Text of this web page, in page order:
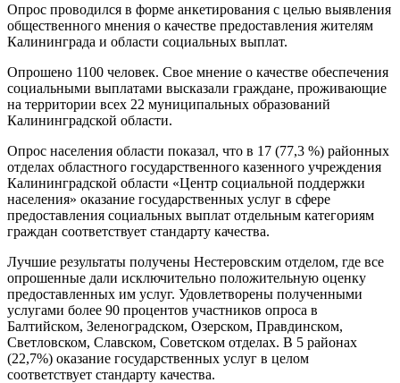
Опрос проводился в форме анкетирования с целью выявления
общественного мнения о качестве предоставления жителям
Калининграда и области социальных выплат.
Опрошено 1100 человек. Свое мнение о качестве обеспечения
социальными выплатами высказали граждане, проживающие
на территории всех 22 муниципальных образований
Калининградской области.
Опрос населения области показал, что в 17 (77,3 %) районных
отделах областного государственного казенного учреждения
Калининградской области «Центр социальной поддержки
населения» оказание государственных услуг в сфере
предоставления социальных выплат отдельным категориям
граждан соответствует стандарту качества.
Лучшие результаты получены Нестеровским отделом, где все
опрошенные дали исключительно положительную оценку
предоставленных им услуг. Удовлетворены полученными
услугами более 90 процентов участников опроса в
Балтийском, Зеленоградском, Озерском, Правдинском,
Светловском, Славском, Советском отделах. В 5 районах
(22,7%) оказание государственных услуг в целом
соответствует стандарту качества.